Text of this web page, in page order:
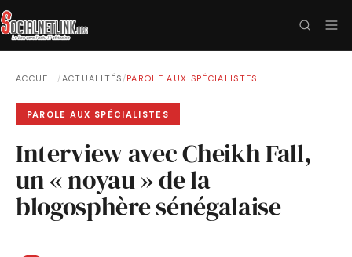
ACCUEIL/ACTUALITÉS /PAROLE AUX SPÉCIALISTES
PAROLE AUX SPÉCIALISTES
Interview avec Cheikh Fall,
un « noyau » de la
blogosphère sénégalaise